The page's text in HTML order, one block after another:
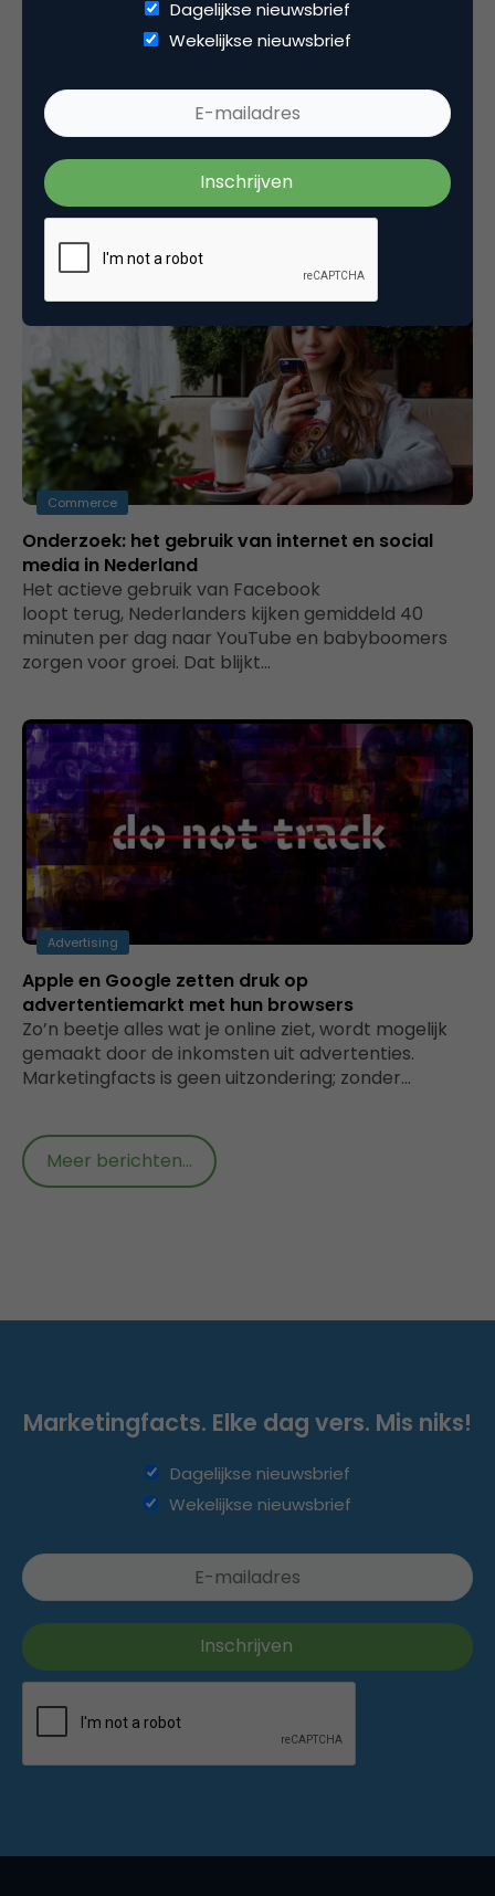
Advertising
Google en Facebook eten de advertentiemarkt
Dat het internet voor minder decentralisatie heeft
gezorgd dan dat in de begintijd werd gepredikt, is
inmiddels wel duidelijk. Hoewel…
Commerce
Onderzoek: het gebruik van internet en social
media in Nederland
Het actieve gebruik van Facebook
loopt terug, Nederlanders kijken gemiddeld 40
minuten per dag naar YouTube en babyboomers
zorgen voor groei. Dat blijkt…
Advertising
Apple en Google zetten druk op
advertentiemarkt met hun browsers
Zo’n beetje alles wat je online ziet, wordt mogelijk
gemaakt door de inkomsten uit advertenties.
Marketingfacts is geen uitzondering; zonder…
Meer berichten...
Dagelijkse nieuwsbrief
Wekelijkse nieuwsbrief
Marketingfacts. Elke dag vers. Mis niks!
Dagelijkse nieuwsbrief
Wekelijkse nieuwsbrief